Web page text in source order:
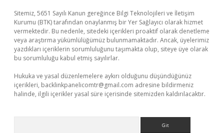
Sitemiz, 5651 Sayılı Kanun gereğince Bilgi Teknolojileri ve İletişim
Kurumu (BTK) tarafından onaylanmış bir Yer Sağlayıcı olarak hizmet
vermektedir. Bu nedenle, sitedeki içerikleri proaktif olarak denetleme
veya araştırma yükümlülüğümüz bulunmamaktadır. Ancak, üyelerimiz
yazdıkları içeriklerin sorumluluğunu taşımakta olup, siteye üye olarak
bu sorumluluğu kabul etmiş sayılırlar.
Hukuka ve yasal düzenlemelere aykırı olduğunu düşündüğünüz
içerikleri, backlinkpanelicomtr@gmail.com adresine bildirmeniz
halinde, ilgili içerikler yasal süre içerisinde sitemizden kaldırılacaktır.